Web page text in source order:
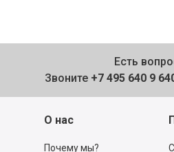
Есть
Звоните +7 495 640 9
О нас
Почему мы?